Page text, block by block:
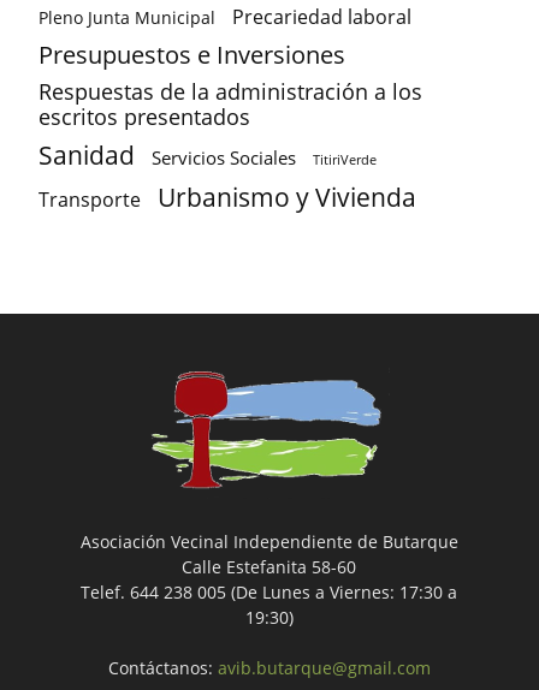
Pleno Junta Municipal Precariedad laboral
Presupuestos e Inversiones
Respuestas de la administración a los
escritos presentados
Sanidad Servicios Sociales TitiriVerde
Transporte Urbanismo y Vivienda
Asociación Vecinal Independiente de Butarque
Calle Estefanita 58-60
Telef. 644 238 005 (De Lunes a Viernes: 17:30 a
19:30)
Contáctanos: avib.butarque@gmail.com